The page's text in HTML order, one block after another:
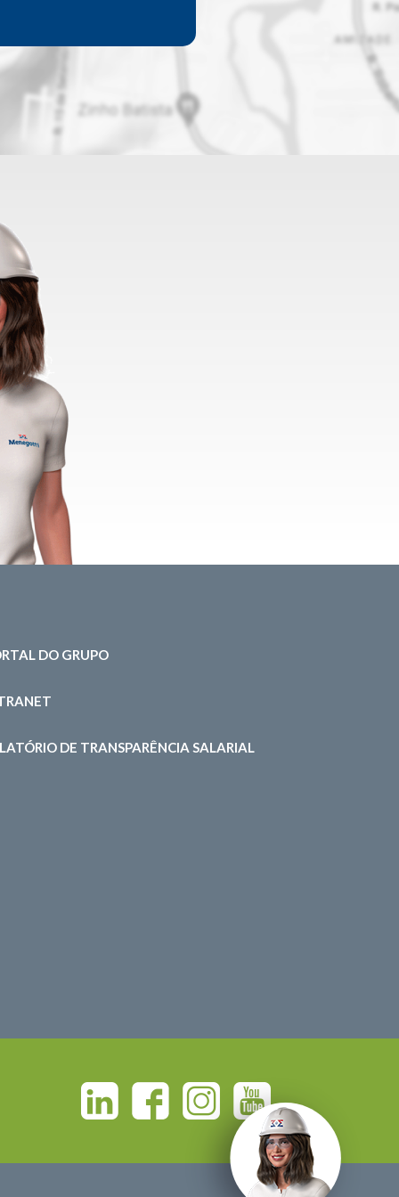
DO GRUPO
DE TRANSPARÊNCIA SALARIAL
Linkedin Facebook Instagram